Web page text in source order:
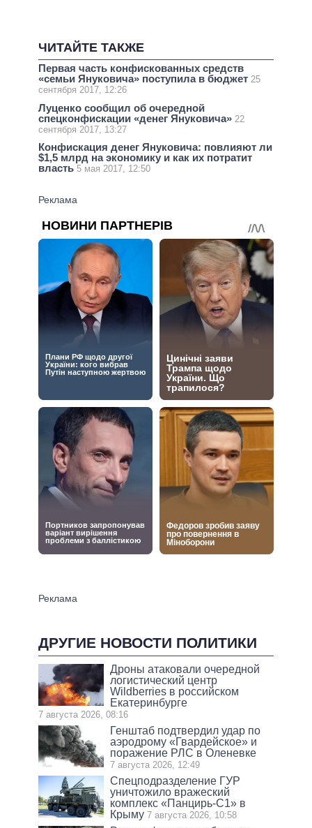
ЧИТАЙТЕ ТАКЖЕ
Первая часть конфискованных средств
«семьи Януковича» поступила в бюджет 25
сентября 2017, 12:26
Луценко сообщил об очередной
спецконфискации «денег Януковича» 22
сентября 2017, 13:27
Конфискация денег Януковича: повлияют ли
$1,5 млрд на экономику и как их потратит
власть 5 мая 2017, 12:50
ДРУГИЕ НОВОСТИ ПОЛИТИКИ
Дроны атаковали очередной
логистический центр
Wildberries в российском
Екатеринбурге
7 августа 2026, 08:16
Генштаб подтвердил удар по
аэродрому «Гвардейское» и
поражение РЛС в Оленевке
7 августа 2026, 12:49
Спецподразделение ГУР
уничтожило вражеский
комплекс «Панцирь-С1» в
Крыму 7 августа 2026, 10:58